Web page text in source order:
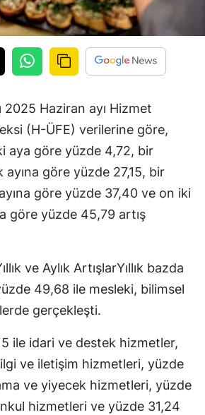
2025 Haziran ayı Hizmet
(H-ÜFE) verilerine göre,
aya göre yüzde 4,72, bir
ayına göre yüzde 27,15, bir
ayına göre yüzde 37,40 ve on iki
göre yüzde 45,79 artış
ve Aylık ArtışlarYıllık bazda
49,68 ile mesleki, bilimsel
gerçekleşti.
ile idari ve destek hizmetler,
ve iletişim hizmetleri, yüzde
ve yiyecek hizmetleri, yüzde
hizmetleri ve yüzde 31,24